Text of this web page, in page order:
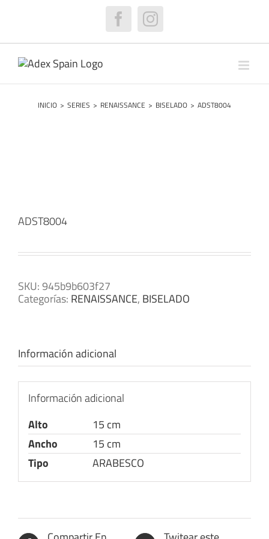
FacebookInstagram
INICIO > SERIES > RENAISSANCE > BISELADO > ADST8004
ADST8004
SKU:945b9b603f27
Categorías: RENAISSANCE, BISELADO
Información adicional
Información adicional
Alto
15 cm
Ancho
15 cm
Tipo
ARABESCO